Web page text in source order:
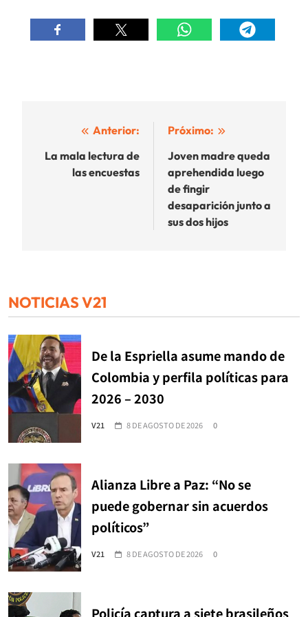
Navegación
de
entradas
Anterior:
La mala lectura de
las encuestas
Próximo:
Joven madre queda
aprehendida luego
de fingir
desaparición junto a
sus dos hijos
NOTICIAS V21
De la Espriella asume mando de
Colombia y perfila políticas para
2026 – 2030
V21 8 DE AGOSTO DE 2026 0
Alianza Libre a Paz: “No se
puede gobernar sin acuerdos
políticos”
V21 8 DE AGOSTO DE 2026 0
Policía captura a siete brasileños